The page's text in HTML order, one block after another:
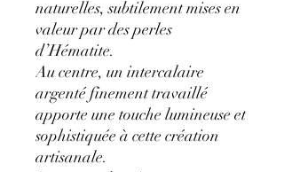
naturelles, subtilement mises en
valeur par des perles
d’Hématite.
Au centre, un intercalaire
argenté finement travaillé
apporte une touche lumineuse et
sophistiquée à cette création
artisanale.